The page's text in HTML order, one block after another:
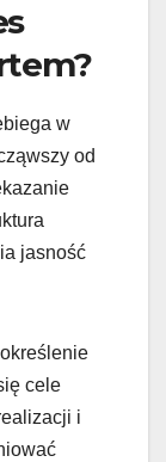
w
od
jasność
cele
i